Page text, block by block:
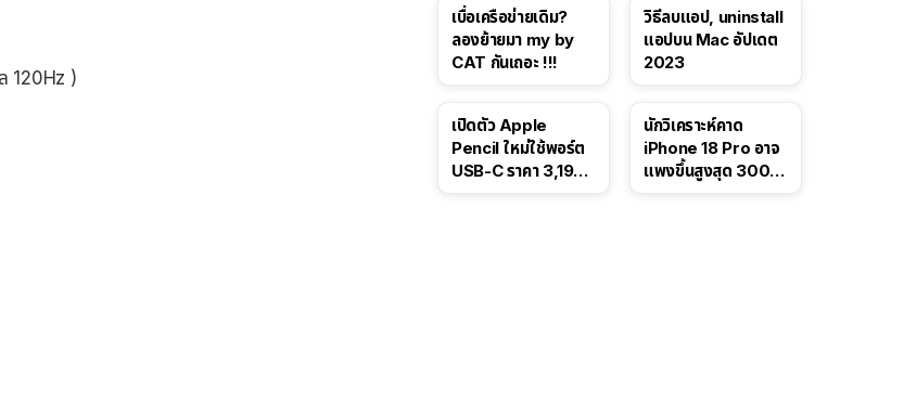
120Hz )
เบื่อเครือข่ายเดิม?
ลองย้ายมา my by
CAT กันเถอะ !!!
วิธีลบแอป, uninstall
แอปบน Mac อัปเดต
2023
เปิดตัว Apple
Pencil ใหม่ใช้พอร์ต
USB-C ราคา 3,190
นักวิเคราะห์คาด
iPhone 18 Pro อาจ
แพงขึ้นสูงสุด 300